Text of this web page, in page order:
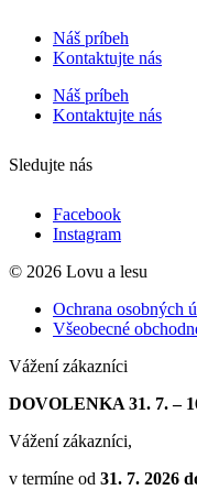
Náš príbeh
Kontaktujte nás
Náš príbeh
Kontaktujte nás
Sledujte nás
Facebook
Instagram
© 2026 Lovu a lesu
Ochrana osobných
Všeobecné
Vážení zákazníci
DOVOLENKA 31. 7. –
Vážení zákazníci,
v termíne od 31. 7. 2026